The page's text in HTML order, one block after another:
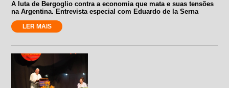
A luta de Bergoglio contra a economia que mata e suas tensões
na Argentina. Entrevista especial com Eduardo de la Serna
LER MAIS